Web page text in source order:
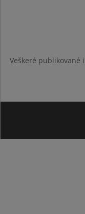
Veškeré publikované